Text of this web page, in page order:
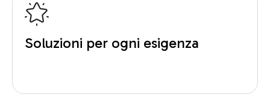
Soluzioni per ogni esigenza